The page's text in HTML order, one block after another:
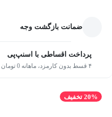
ضمانت بازگشت وجه
پرداخت اقساطی با اسنپ‌پی
۴ قسط بدون کارمزد، ماهانه 0 تومان
20% تخفیف